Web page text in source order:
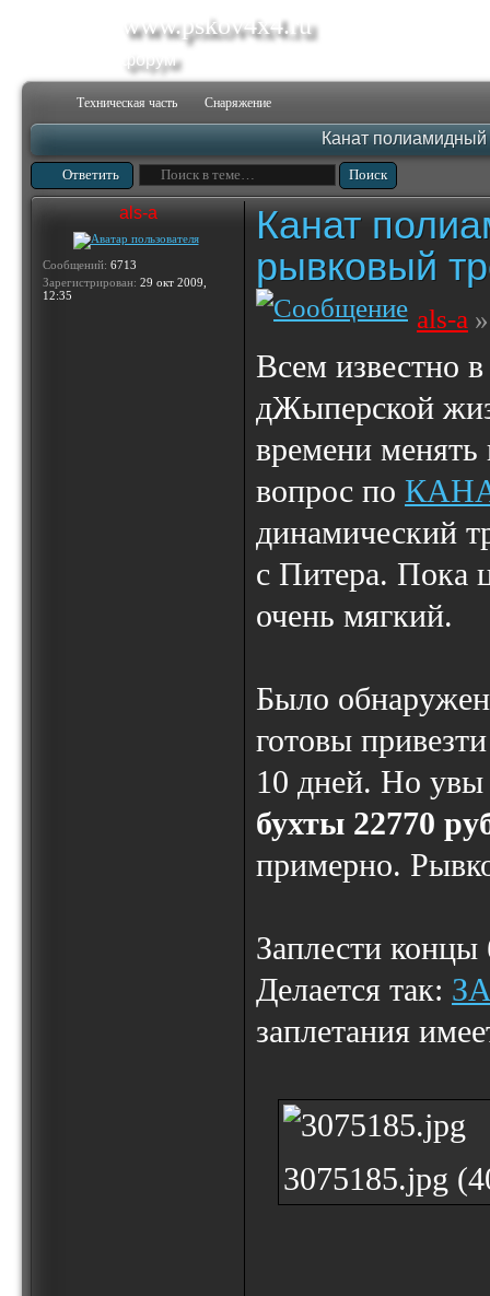
www.pskov4x4.ru
форум
Техническая часть Снаряжение
Канат
Ответить
als-a
Сообщений: 6713
Зарегистрирован: 29 окт 2009,
12:35
Канат
рывковый
als-a
Всем известно
дЖыперской
времени менять
вопрос по
динамический
с Питера. Пока
очень мягкий.
Было
готовы
10 дней. Но
бухты 22770
примерно.
Заплести концы
Делается так:
заплетания
3075185.jpg